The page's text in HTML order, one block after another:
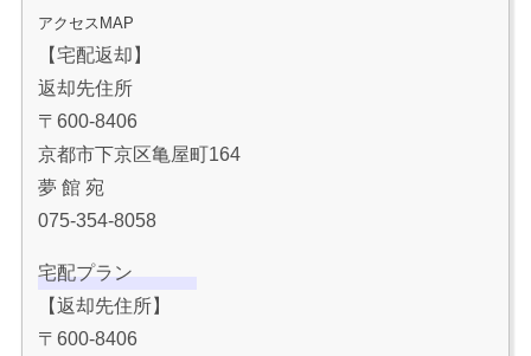
アクセスMAP
【宅配返却】
返却先住所
〒600-8406
京都市下京区亀屋町164
夢 館 宛
075-354-8058
宅配プラン
【返却先住所】
〒600-8406